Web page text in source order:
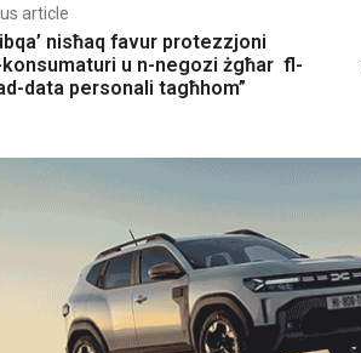
article
nisħaq favur protezzjoni
u n-negozi żgħar fl-
data personali tagħhom”